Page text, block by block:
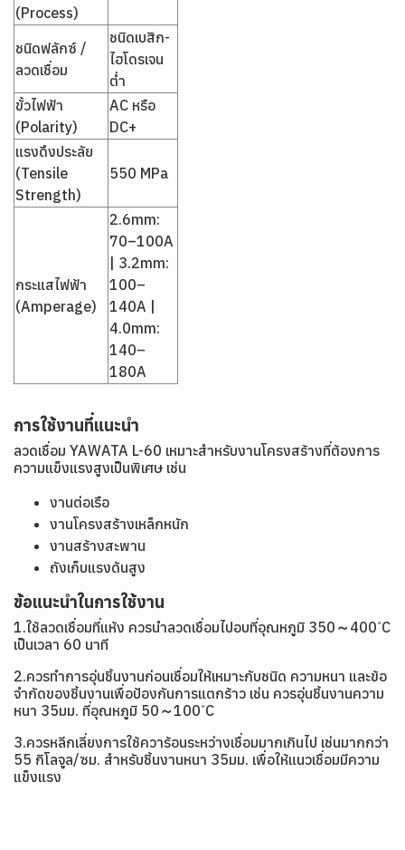
(Process)
ชนิดฟลักซ์ /
ลวดเชื่อม
ชนิดเบสิก-
ไฮโดรเจน
ต่ำ
ขั้วไฟฟ้า
(Polarity)
AC หรือ
DC+
แรงดึงประลัย
(Tensile
Strength)
550 MPa
กระแสไฟฟ้า
(Amperage)
2.6mm:
70–100A
| 3.2mm:
100–
140A |
4.0mm:
140–
180A
การใช้งานที่แนะนำ
ลวดเชื่อม YAWATA L-60 เหมาะสำหรับงานโครงสร้างที่ต้องการ
ความแข็งแรงสูงเป็นพิเศษ เช่น
งานต่อเรือ
งานโครงสร้างเหล็กหนัก
งานสร้างสะพาน
ถังเก็บแรงดันสูง
ข้อแนะนำในการใช้งาน
1.ใช้ลวดเชื่อมที่แห้ง ควรนำลวดเชื่อมไปอบที่อุณหภูมิ 350～400 ํC
เป็นเวลา 60 นาที
2.ควรทำการอุ่นชิ้นงานก่อนเชื่อมให้เหมาะกับชนิด ความหนา และข้อ
จำกัดของชิ้นงานเพื่อป้องกันการแตกร้าว เช่น ควรอุ่นชิ้นงานความ
หนา 35มม. ที่อุณหภูมิ 50～100 ํC
3.ควรหลีกเลี่ยงการใช้ควาร้อนระหว่างเชื่อมมากเกินไป เช่นมากกว่า
55 กิโลจูล/ซม. สำหรับชิ้นงานหนา 35มม. เพื่อให้แนวเชื่อมมีความ
แข็งแรง